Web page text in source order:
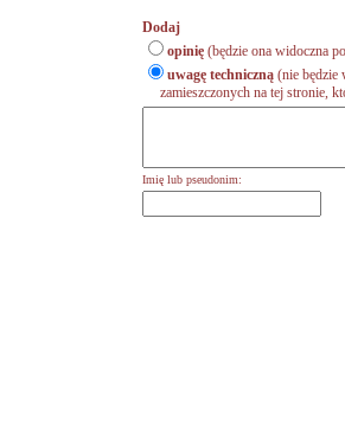
Dodaj
opinię (będzie ona widoczna
uwagę techniczną (nie będzie
zamieszczonych na tej stronie,
Imię lub pseudonim: